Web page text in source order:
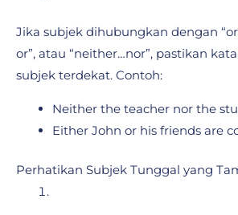
Jika subjek dihubungkan dengan
or”, atau “neither…nor”, pastikan
subjek terdekat. Contoh:
Neither the teacher nor the
Either John or his friends are
Perhatikan Subjek Tunggal yang